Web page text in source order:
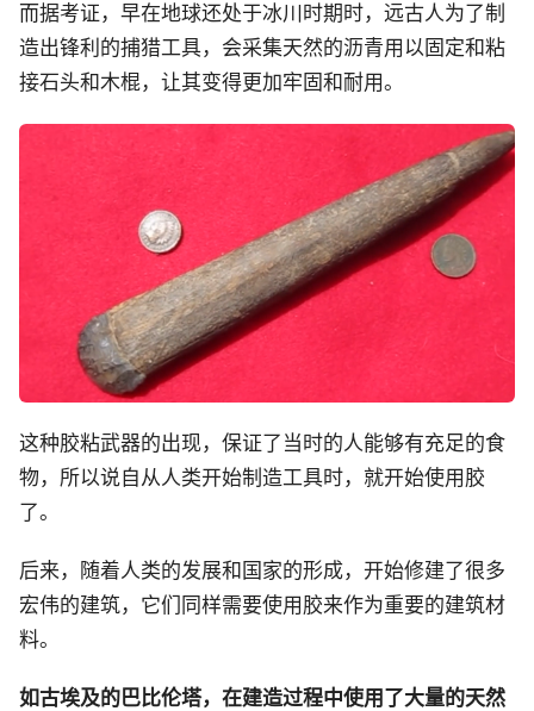
而据考证，早在地球还处于冰川时期时，远古人为了制
造出锋利的捕猎工具，会采集天然的沥青用以固定和粘
接石头和木棍，让其变得更加牢固和耐用。
这种胶粘武器的出现，保证了当时的人能够有充足的食
物，所以说自从人类开始制造工具时，就开始使用胶
了。
后来，随着人类的发展和国家的形成，开始修建了很多
宏伟的建筑，它们同样需要使用胶来作为重要的建筑材
料。
如古埃及的巴比伦塔，在建造过程中使用了大量的天然